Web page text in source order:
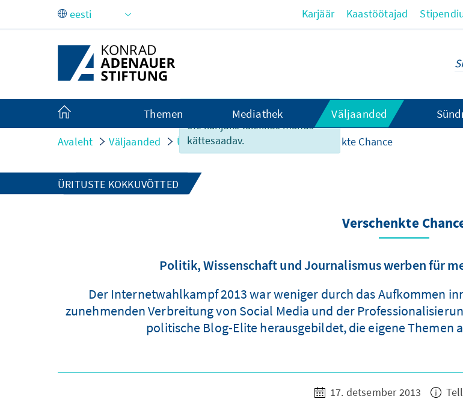
Skip to Main Content
Antud veebilehe sisu eesti ei
ole kahjuks täielikus mahus
kättesaadav.
Karjäär Kaastöötajad
Themen Mediathek Väljaanded
Avaleht Väljaanded Ürituste infomaterjalid Verschenkte Chance
ÜRITUSTE KOKKUVÕTTED
Verschenkte
Politik, Wissenschaft und Journalismus werben für
Der Internetwahlkampf 2013 war weniger durch das Aufkommen
zunehmenden Verbreitung von Social Media und der
politische Blog-Elite herausgebildet, die eigene Themen
17. detsember 2013